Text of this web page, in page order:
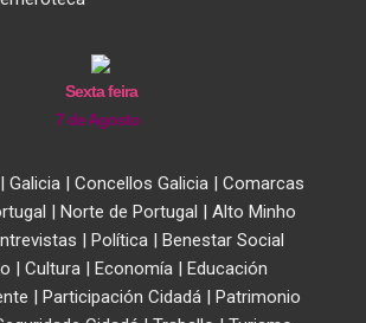
Sexta feira
7 de Agosto
| Galicia| Concellos Galicia| Comarcas
| Norte de Portugal | Alto Minho
| Política| Benestar Social
| Cultura | Economía | Educación
| Participación Cidadá| Patrimonio